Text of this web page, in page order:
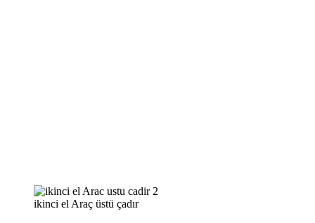
ikinci el Araç üstü çadır